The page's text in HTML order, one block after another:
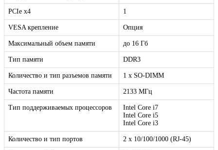
PCIe x4 1
VESA крепление Опция
Максимальный объем памяти до 16 Гб
Тип памяти DDR3
Количество и тип разъемов памяти 1 x SO-DIMM
Частота памяти 2133 МГц
Тип поддерживаемых процессоров
Intel Core i7
Intel Core i5
Intel Core i3
Количество и тип портов 2 х 10/100/1000 (RJ-45)